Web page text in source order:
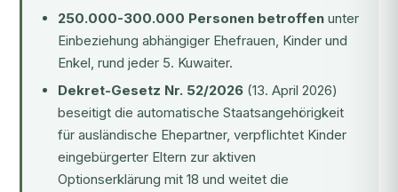
250.000-300.000 Personen betroffen unter
Einbeziehung abhängiger Ehefrauen, Kinder und
Enkel, rund jeder 5. Kuwaiter.
Dekret-Gesetz Nr. 52/2026 (13. April 2026)
beseitigt die automatische Staatsangehörigkeit
für ausländische Ehepartner, verpflichtet Kinder
eingebürgerter Eltern zur aktiven
Optionserklärung mit 18 und weitet die